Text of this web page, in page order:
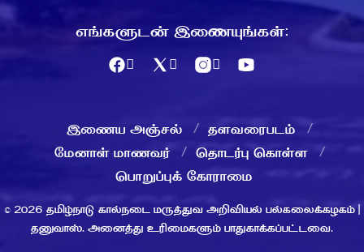
எங்களுடன் இணையுங்கள்:
இணைய அஞ்சல்
தளவரைபடம்
மேனாள் மாணவர்
தொடர்பு கொள்ள
பொறுப்புக் கோராமை
© 2026 தமிழ்நாடு கால்நடை மருத்துவ அறிவியல் பல்கலைக்கழகம் |
தனுவாஸ். அனைத்து உரிமைகளும் பாதுகாக்கப்பட்டவை.